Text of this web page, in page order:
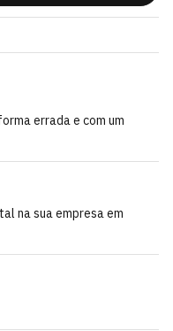
errada e com um
na sua empresa em